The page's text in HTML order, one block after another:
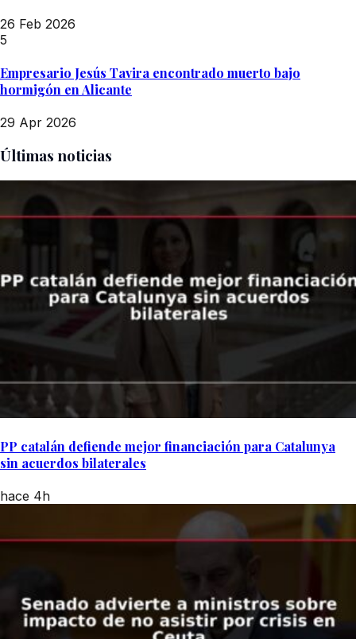
26 Feb 2026
5
Empresario Jesús Tavira encontrado muerto bajo
hormigón en Alicante
29 Apr 2026
Últimas noticias
PP catalán defiende mejor financiación para Catalunya
sin acuerdos bilaterales
hace 4h